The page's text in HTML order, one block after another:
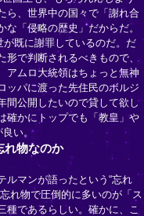
ら、世界中の国々で「謝れ合
「侵略の歴史」だからだ。
既に謝罪しているのだ。だ
形で判断されるべきもので、
アムロ大統領はちょっと無神
ッパに渡った先住民のボルジ
間公開したいので貸して欲し
確かにトップでも「教皇」や
良い。
れ物なのか
ルマンが語ったという“忘れ
れ物で圧倒的に多いのが「ス
種であるらしい。確かに、こ